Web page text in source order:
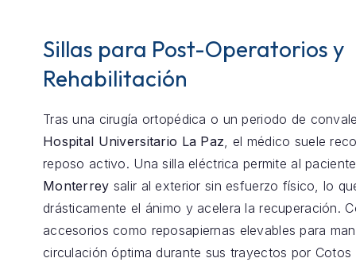
Sillas para Post-Operatorios y
Rehabilitación
Tras una cirugía ortopédica o un periodo de
Hospital Universitario La Paz, el médico suele
reposo activo. Una silla eléctrica permite al
Monterrey salir al exterior sin esfuerzo físico, lo
drásticamente el ánimo y acelera la recuperación.
accesorios como reposapiernas elevables para
circulación óptima durante sus trayectos por Cotos